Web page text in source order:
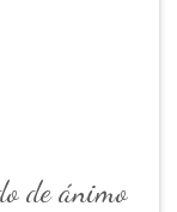
de ánimo